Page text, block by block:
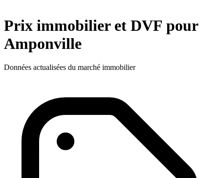
Prix immobilier et DVF pour
Amponville
Données actualisées du marché immobilier